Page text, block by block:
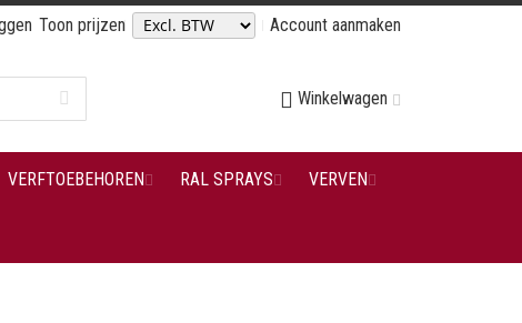
Toon prijzen Account aanmaken
Winkelwagen
VERFTOEBEHOREN RAL SPRAYS VERVEN